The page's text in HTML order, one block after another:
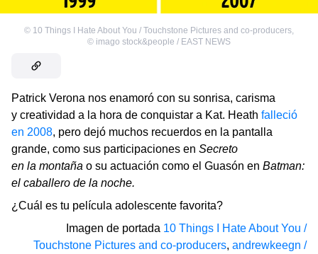
© 10 Things I Hate About You / Touchstone Pictures and co-producers,
© imago stock&people / EAST NEWS
Patrick Verona nos enamoró con su sonrisa, carisma
y creatividad a la hora de conquistar a Kat. Heath falleció
en 2008, pero dejó muchos recuerdos en la pantalla
grande, como sus participaciones en Secreto
en la montaña o su actuación como el Guasón en Batman:
el caballero de la noche.
¿Cuál es tu película adolescente favorita?
Imagen de portada 10 Things I Hate About You /
Touchstone Pictures and co-producers, andrewkeegn /